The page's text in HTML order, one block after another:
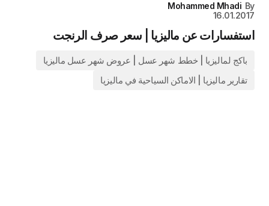
By
Mohammed Mhadi
16.01.2017
استفسارات عن ماليزيا | سعر صرف الرنجت
باكج لماليزيا | خطط شهر عسل | عروض شهر عسل ماليزيا
تقارير ماليزيا | الاماكن السياحية في ماليزيا